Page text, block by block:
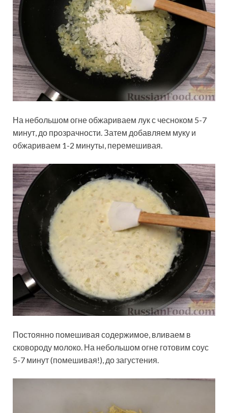
На небольшом огне обжариваем лук с чесноком 5-7
минут, до прозрачности. Затем добавляем муку и
обжариваем 1-2 минуты, перемешивая.
Постоянно помешивая содержимое, вливаем в
сковороду молоко. На небольшом огне готовим соус
5-7 минут (помешивая!), до загустения.